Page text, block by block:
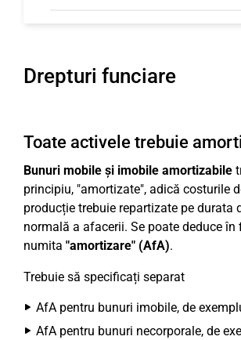
Drepturi funciare
Toate activele trebuie
Bunuri mobile și imobile amortizabile
principiu, "amortizate", adică costurile
producție trebuie repartizate pe durata
normală a afacerii. Se poate deduce în
numita "amortizare" (AfA).
Trebuie să specificați separat
AfA pentru bunuri imobile, de
AfA pentru bunuri necorporale, de